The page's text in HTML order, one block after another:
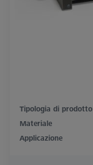
Tipologia di prodotto
Materiale
Applicazione